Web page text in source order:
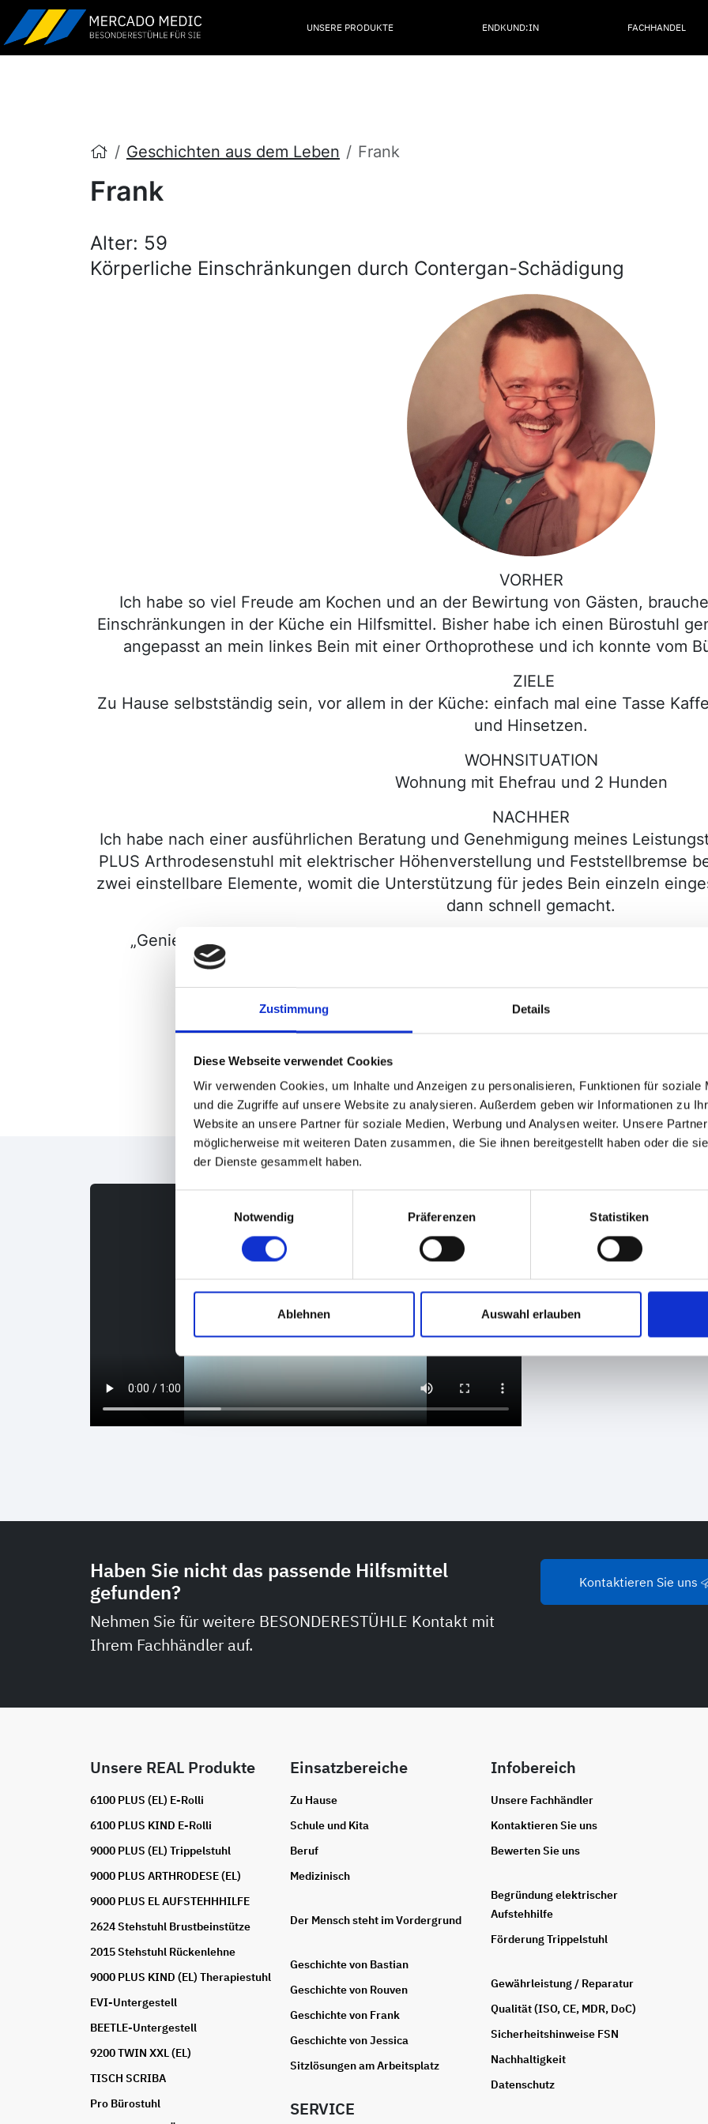
Zustimmung Details
Diese Webseite verwendet Cookies
Wir verwenden Cookies, um Inhalte und Anzeigen zu personalisieren, Funktionen für soziale
und die Zugriffe auf unsere Website zu analysieren. Außerdem geben wir Informationen zu
Website an unsere Partner für soziale Medien, Werbung und Analysen weiter. Unsere
möglicherweise mit weiteren Daten zusammen, die Sie ihnen bereitgestellt haben oder die
der Dienste gesammelt haben.
Notwendig
Präferenzen Statistiken
Ablehnen Auswahl erlauben
UNSERE PRODUKTE ENDKUND:IN FACHHANDEL
Geschichten aus dem Leben Frank
Frank
Alter: 59
Körperliche Einschränkungen durch Contergan-Schädigung
VORHER
Ich habe so viel Freude am Kochen und an der Bewirtung von Gästen,
Einschränkungen in der Küche ein Hilfsmittel. Bisher habe ich einen Bürostuhl
angepasst an mein linkes Bein mit einer Orthoprothese und ich konnte vom
ZIELE
Zu Hause selbstständig sein, vor allem in der Küche: einfach mal eine Tasse
und Hinsetzen.
WOHNSITUATION
Wohnung mit Ehefrau und 2 Hunden
NACHHER
Ich habe nach einer ausführlichen Beratung und Genehmigung meines
PLUS Arthrodesenstuhl mit elektrischer Höhenverstellung und Feststellbremse
zwei einstellbare Elemente, womit die Unterstützung für jedes Bein einzeln
dann schnell gemacht.
„Genieß den Stuhl, Frank, so wie du – trotz körperlicher Einschränkungen -
Unsere Produkte für zu Hause
Haben Sie nicht das passende Hilfsmittel
gefunden?
Nehmen Sie für weitere BESONDERESTÜHLE Kontakt mit
Ihrem Fachhändler auf.
Kontaktieren Sie uns
Unsere REAL Produkte
6100 PLUS (EL) E-Rolli
6100 PLUS KIND E-Rolli
9000 PLUS (EL) Trippelstuhl
9000 PLUS ARTHRODESE (EL)
9000 PLUS EL AUFSTEHHHILFE
2624 Stehstuhl Brustbeinstütze
2015 Stehstuhl Rückenlehne
9000 PLUS KIND (EL) Therapiestuhl
EVI-Untergestell
BEETLE-Untergestell
9200 TWIN XXL (EL)
TISCH SCRIBA
Pro Bürostuhl
Einsatzbereiche
Zu Hause
Schule und Kita
Beruf
Medizinisch
Der Mensch steht im Vordergrund
Geschichte von Bastian
Geschichte von Rouven
Geschichte von Frank
Geschichte von Jessica
Sitzlösungen am Arbeitsplatz
SERVICE
Infobereich
Unsere Fachhändler
Kontaktieren Sie uns
Bewerten Sie uns
Begründung elektrischer
Aufstehhilfe
Förderung Trippelstuhl
Gewährleistung / Reparatur
Qualität (ISO, CE, MDR, DoC)
Sicherheitshinweise FSN
Nachhaltigkeit
Datenschutz